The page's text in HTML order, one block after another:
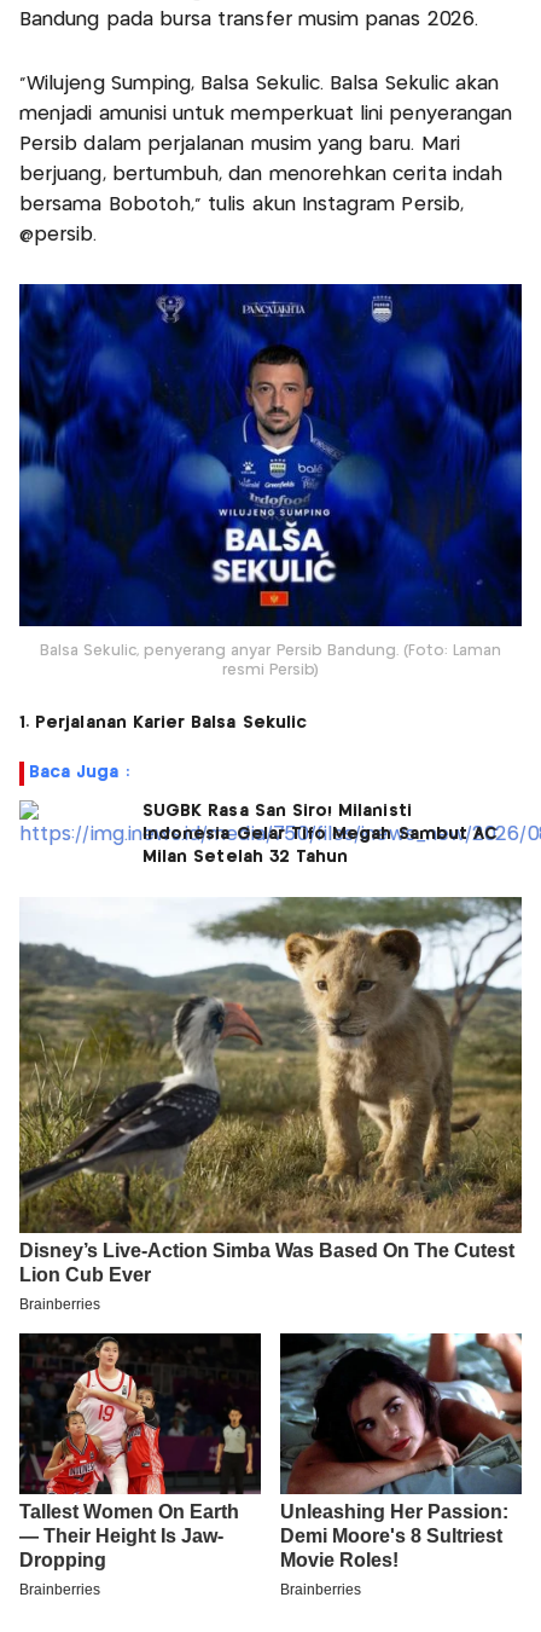
Bandung pada bursa transfer musim panas 2026.
“Wilujeng Sumping, Balsa Sekulic. Balsa Sekulic akan
menjadi amunisi untuk memperkuat lini penyerangan
Persib dalam perjalanan musim yang baru. Mari
berjuang, bertumbuh, dan menorehkan cerita indah
bersama Bobotoh,” tulis akun Instagram Persib,
@persib.
Balsa Sekulic, penyerang anyar Persib Bandung. (Foto: Laman
resmi Persib)
1. Perjalanan Karier Balsa Sekulic
Baca Juga :
SUGBK Rasa San Siro! Milanisti
Indonesia Gelar Tifo Megah Sambut AC
Milan Setelah 32 Tahun